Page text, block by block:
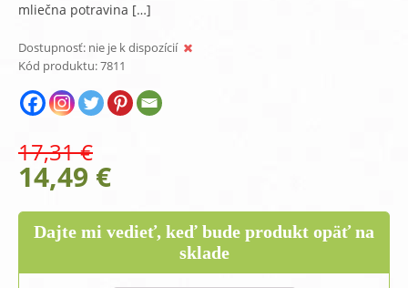
mliečna potravina […]
Dostupnosť: nie je k dispozícií
Kód produktu:7811
17,31€
Original
price
was:
14,49 €Current
price
is:
14,49 €.
Dajte mi vedieť, keď bude produkt opäť na
sklade